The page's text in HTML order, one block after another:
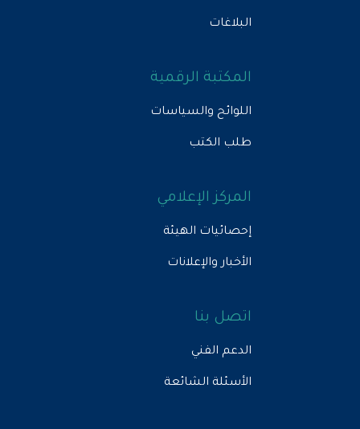
البلاغات
المكتبة الرقمية
اللوائح والسياسات
طلب الكتب
المركز الإعلامي
إحصائيات الهيئة
الأخبار والإعلانات
اتصل بنا
الدعم الفني
الأسئلة الشائعة